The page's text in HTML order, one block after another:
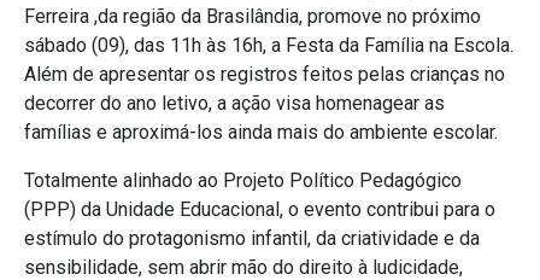
Ferreira ,da região da Brasilândia, promove no próximo
sábado (09), das 11h às 16h, a Festa da Família na Escola.
Além de apresentar os registros feitos pelas crianças no
decorrer do ano letivo, a ação visa homenagear as
famílias e aproximá-los ainda mais do ambiente escolar.
Totalmente alinhado ao Projeto Político Pedagógico
(PPP) da Unidade Educacional, o evento contribui para o
estímulo do protagonismo infantil, da criatividade e da
sensibilidade, sem abrir mão do direito à ludicidade,